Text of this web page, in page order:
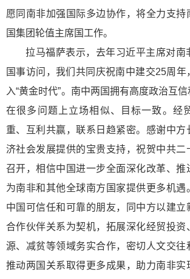
愿同南非加强国际多边协作，将全力支持
国集团轮值主席国工作。
拉马福萨表示，去年习近平主席对南
国事访问，我们共同庆祝南中建交25周年
入“黄金时代”。南中两国拥有高度政治互信
在很多问题上立场相似、目标一致。经
重、互利共赢，联系日趋紧密。感谢中方
济社会发展提供的宝贵支持，祝贺中共二
召开，相信中国进一步全面深化改革、推
为南非和其他全球南方国家提供更多机遇
中国可信任和可靠的朋友，同中方以建立
合作伙伴关系为契机，拓展深化经贸投资
源、减贫等领域务实合作，密切人文交往
推动两国关系取得更多成果，助力南非实